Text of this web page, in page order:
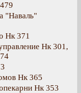
"Наваль"
Нк 371
Нк 301,
Нк 365
Нк 353